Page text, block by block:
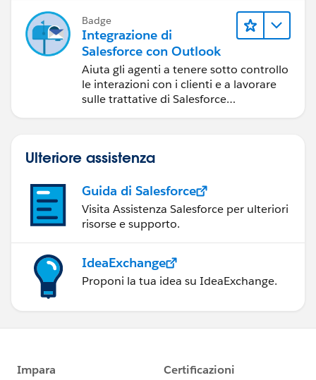
Badge
Integrazione di
Salesforce con Outlook
Aiuta gli agenti a tenere sotto controllo
le interazioni con i clienti e a lavorare
sulle trattative di Salesforce
direttamente in Outlook.
Ulteriore assistenza
Guida di Salesforce
Visita Assistenza Salesforce per ulteriori
risorse e supporto.
IdeaExchange
Proponi la tua idea su IdeaExchange.